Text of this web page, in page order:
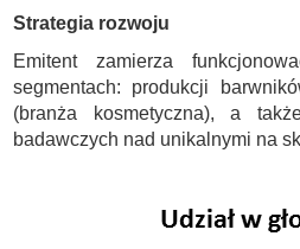
Strategia rozwoju
Emitent zamierza
segmentach: produkcji
(branża kosmetyczna), a
badawczych nad unikalnymi na